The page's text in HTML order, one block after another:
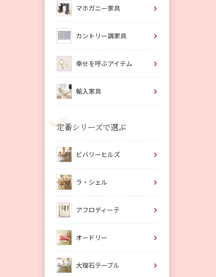
マホガニー家具
カントリー調家具
幸せを呼ぶアイテム
輸入家具
定番シリーズで選ぶ
ビバリーヒルズ
ラ・シェル
アフロディーテ
オードリー
大理石テーブル